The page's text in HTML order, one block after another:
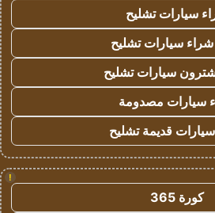
سيارات تشليح
سيارات تشليح
سيارات تشليح
سيارات مصدومة
قديمة تشليح
!
كورة 365